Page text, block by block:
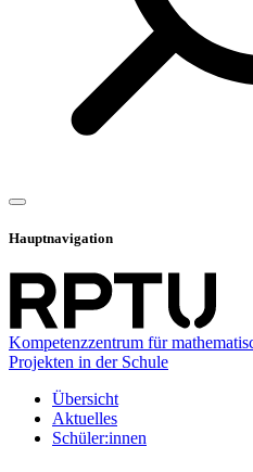
Hauptnavigation
Kompetenzzentrum für
Projekten in der Schule
Übersicht
Aktuelles
Schüler:innen